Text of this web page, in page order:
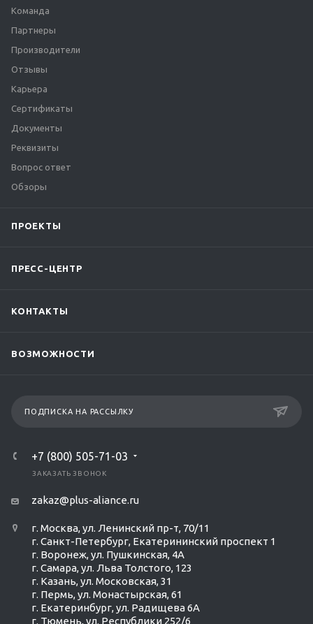
Команда
Партнеры
Производители
Отзывы
Карьера
Сертификаты
Документы
Реквизиты
Вопрос ответ
Обзоры
ПРОЕКТЫ
ПРЕСС-ЦЕНТР
КОНТАКТЫ
ВОЗМОЖНОСТИ
ПОДПИСКА НА РАССЫЛКУ
+7 (800) 505-71-03
ЗАКАЗАТЬ ЗВОНОК
zakaz@plus-aliance.ru
г. Москва, ул. Ленинский пр-т, 70/11
г. Санкт-Петербург, Екатерининский проспект 1
г. Воронеж, ул. Пушкинская, 4А
г. Самара, ул. Льва Толстого, 123
г. Казань, ул. Московская, 31
г. Пермь, ул. Монастырская, 61
г. Екатеринбург, ул. Радищева 6А
г. Тюмень, ул. Республики 252/6